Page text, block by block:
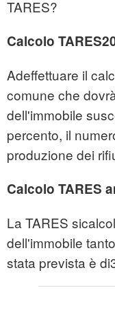
TARES?
Calcolo
Adeffettuare il
comune che
dell'immobile
percento, il
produzione dei
Calcolo TARES
La TARES
dell'immobile
stata prevista è